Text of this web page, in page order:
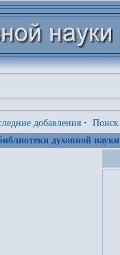
добавления · Поиск
духовной науки